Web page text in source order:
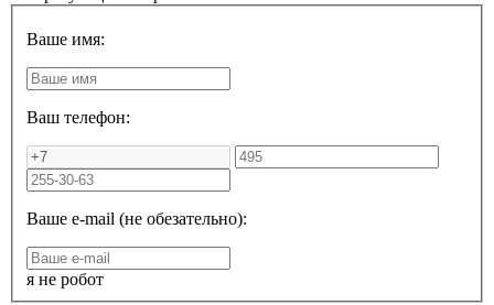
Ваше имя:
Ваш телефон:
Ваше e-mail (не обезательно):
я не робот